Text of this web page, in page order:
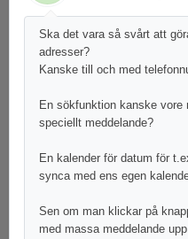
Ska det vara så svårt att
adresser?
Kanske till och med
En sökfunktion kanske
speciellt meddelande?
En kalender för datum för
synca med ens egen
Sen om man klickar på
med massa meddelande